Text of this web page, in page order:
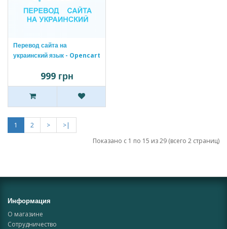
Перевод сайта на
украинский язык - Opencart
999 грн
1 2 >
>|
Показано с 1 по 15 из 29 (всего 2 страниц)
Информация
О магазине
Сотрудничество